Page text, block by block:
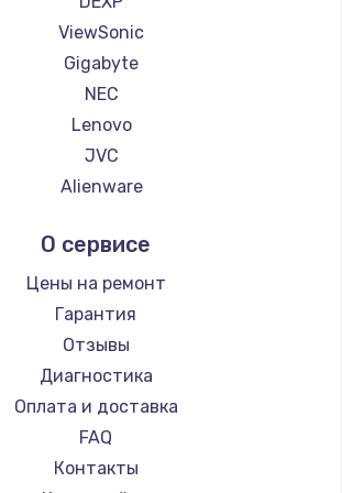
1260 руб.
Установка драйверов
725 руб.
Заказать
Заказать
Ремонт цепей питания
2500 руб.
Заказать
ViewSonic
Gigabyte
NEC
Lenovo
JVC
Alienware
Thunderobot
Hisense
АОС
Ardor
Machenike
iru
Titan Army
iFFALCON
О сервисе
Цены на ремонт
Гарантия
Отзывы
Диагностика
Оплата и доставка
FAQ
Контакты